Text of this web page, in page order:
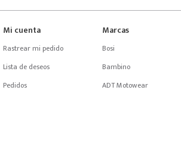
Mi cuenta
Rastrear mi pedido
Lista de deseos
Pedidos
Marcas
Bosi
Bambino
ADT Motowear